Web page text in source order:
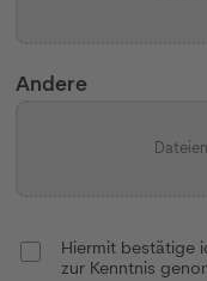
Andere
Hiermit bestätige
zur Kenntnis